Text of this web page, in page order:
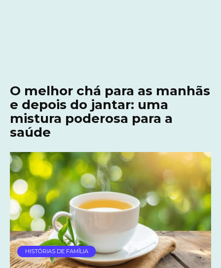
O melhor chá para as manhãs
e depois do jantar: uma
mistura poderosa para a
saúde
HISTÓRIAS DE FAMÍLIA